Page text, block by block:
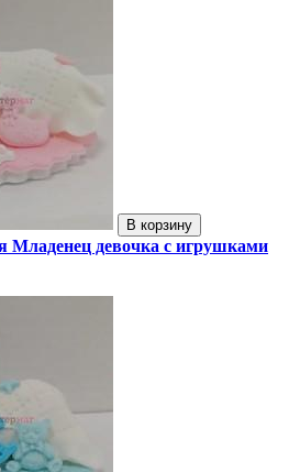
В корзину
Младенец девочка с игрушками